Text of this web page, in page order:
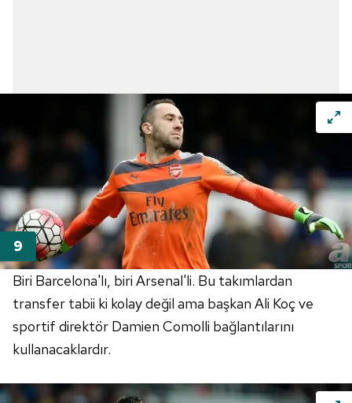
Biri Barcelona'lı, biri Arsenal'li. Bu takımlardan
transfer tabii ki kolay değil ama başkan Ali Koç ve
sportif direktör Damien Comolli bağlantılarını
kullanacaklardır.